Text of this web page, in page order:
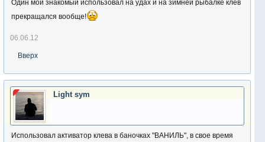
Один мой знакомый использовал на удах и на зимней рыбалке клев
прекращался вообще!
06.06.12
Вверх
Light sym
Использовал активатор клева в баночках "ВАНИЛЬ", в свое время